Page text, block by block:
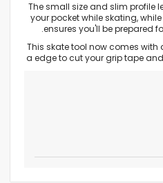
The small size and slim profile
your pocket while skating,
ensures you'll be prepared
This skate tool now comes with
a edge to cut your grip tape